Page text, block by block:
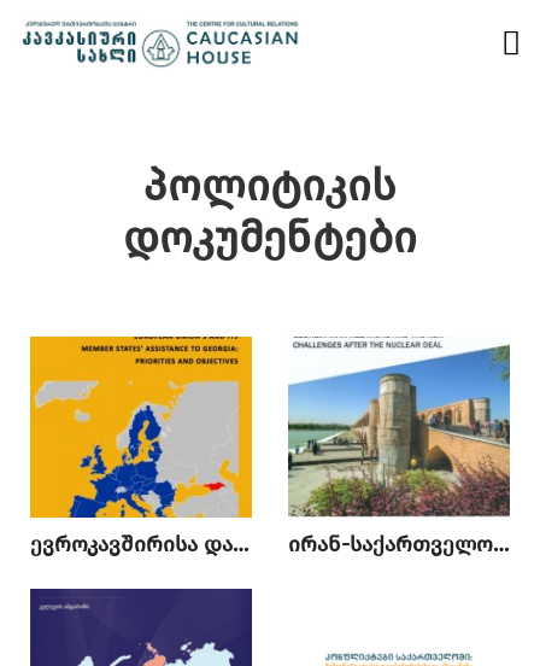
პოლიტიკის
დოკუმენტები
ევროკავშირისა და წევრი სახელმწიფოების საგარეო დახმარება საქართველოში: პრიორიტეტული სფეროები და მიზნები ირან-საქართველოს ურთიერთობები და ახალი გამოწვევები ბირთვული შეთანხმების შემდეგ